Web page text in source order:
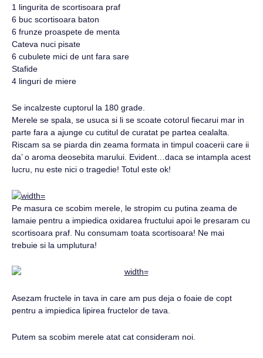
1 lingurita de scortisoara praf
6 buc scortisoara baton
6 frunze proaspete de menta
Cateva nuci pisate
6 cubulete mici de unt fara sare
Stafide
4 linguri de miere
Se incalzeste cuptorul la 180 grade.
Merele se spala, se usuca si li se scoate cotorul fiecarui mar in
parte fara a ajunge cu cutitul de curatat pe partea cealalta.
Riscam sa se piarda din zeama formata in timpul coacerii care ii
da’ o aroma deosebita marului. Evident…daca se intampla acest
lucru, nu este nici o tragedie! Totul este ok!
Pe masura ce scobim merele, le stropim cu putina zeama de
lamaie pentru a impiedica oxidarea fructului apoi le presaram cu
scortisoara praf. Nu consumam toata scortisoara! Ne mai
trebuie si la umplutura!
Asezam fructele in tava in care am pus deja o foaie de copt
pentru a impiedica lipirea fructelor de tava.
Putem sa scobim merele atat cat consideram noi.